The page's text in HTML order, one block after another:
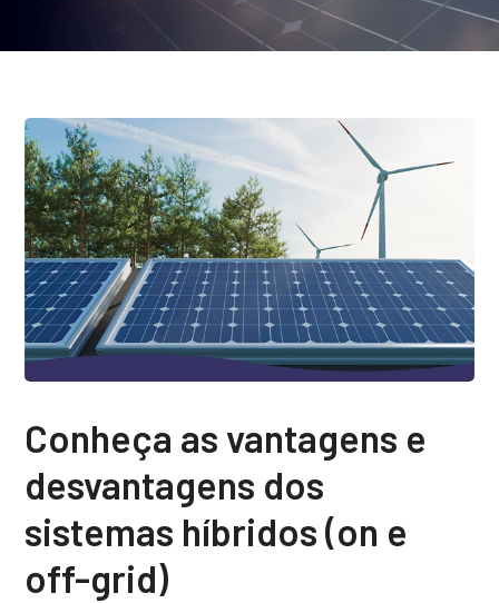
Conheça as vantagens e
desvantagens dos
sistemas híbridos (on e
off-grid)